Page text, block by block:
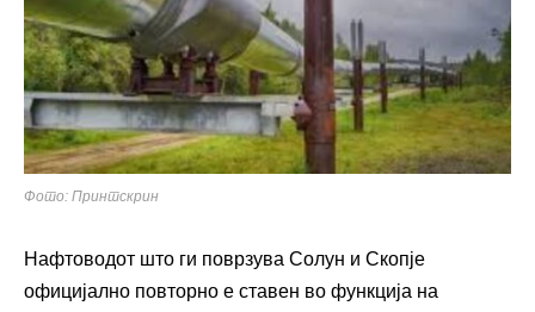
Фото: Принтскрин
Нафтоводот што ги поврзува Солун и Скопје
официјално повторно е ставен во функција на